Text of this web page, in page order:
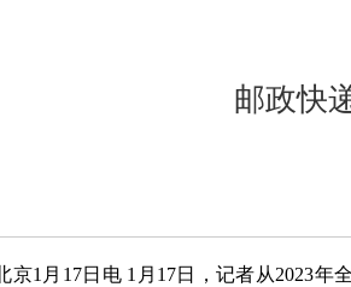
邮政快
京1月17日电 1月17日，记者从2023